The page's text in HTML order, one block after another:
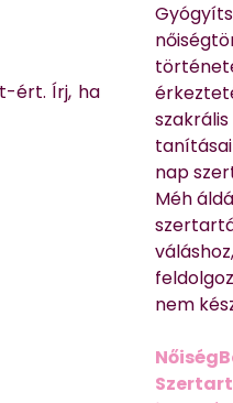
ért. Írj, ha
nap
Méh
nem